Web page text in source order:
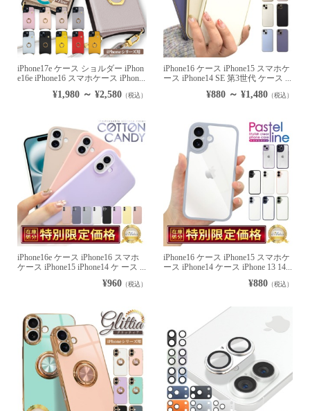
iPhone17e ケース ショルダー iPhon
e16e iPhone16 スマホケース iPhon...
¥1,980 ～ ¥2,580（税込）
iPhone16 ケース iPhone15 スマホケ
ース iPhone14 SE 第3世代 ケース ...
¥880 ～ ¥1,480 （税込）
iPhone16e ケース iPhone16 スマホ
ケース iPhone15 iPhone14 ケ ース ...
¥960（税込）
iPhone16 ケース iPhone15 スマホケ
ース iPhone14 ケース iPhone 13 14...
¥880 （税込）